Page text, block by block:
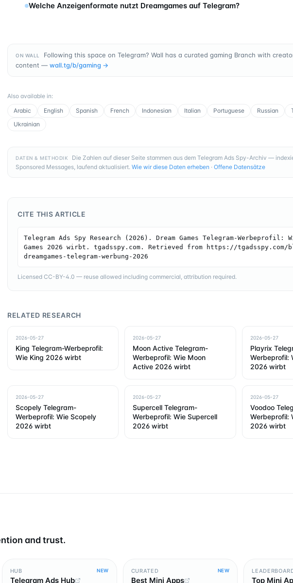
Welche Anzeigenformate nutzt Dreamgames auf Telegram?
ON WALL
Following this space on Telegram? Wall has a curated gaming Branch with
content — wall.tg/b/gaming →
Also available in:
Arabic
English Spanish French Indonesian Italian Portuguese Russian
Ukrainian
DATEN & METHODIK
Die Zahlen auf dieser Seite stammen aus dem Telegram Ads Spy-Archiv —
Sponsored Messages, laufend aktualisiert. Wie wir diese Daten erheben · Offene Datensätze
CITE THIS ARTICLE
Telegram Ads Spy Research (2026). Dream Games Telegram-Werbeprofil:
Games 2026 wirbt. tgadsspy.com. Retrieved from https://tgadsspy.com/
dreamgames-telegram-werbung-2026
Licensed CC-BY-4.0 — reuse allowed including commercial, attribution required.
RELATED RESEARCH
2026-05-27
King Telegram-Werbeprofil:
Wie King 2026 wirbt
2026-05-27
Moon Active Telegram-
Werbeprofil: Wie Moon
Active 2026 wirbt
2026-05-27
Playrix
Werbeprofil:
2026 wirbt
2026-05-27
Scopely Telegram-
Werbeprofil: Wie Scopely
2026 wirbt
2026-05-27
Supercell Telegram-
Werbeprofil: Wie Supercell
2026 wirbt
2026-05-27
Voodoo
Werbeprofil:
2026 wirbt
and trust.
HUB NEW
Telegram Ads Hub
CURATED NEW
Best Mini Apps Top Mini